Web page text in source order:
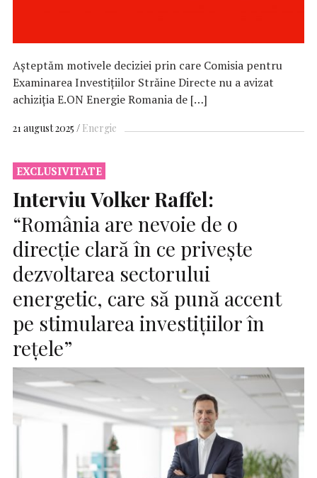
Așteptăm motivele deciziei prin care Comisia pentru
Examinarea Investiţiilor Străine Directe nu a avizat
achiziţia E.ON Energie Romania de […]
21 august 2025 Energie
EXCLUSIVITATE
Interviu Volker Raffel:
“România are nevoie de o
direcție clară în ce privește
dezvoltarea sectorului
energetic, care să pună accent
pe stimularea investițiilor în
rețele”